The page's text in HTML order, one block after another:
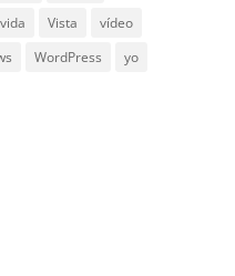
vida Vista
vídeo
WordPress
yo